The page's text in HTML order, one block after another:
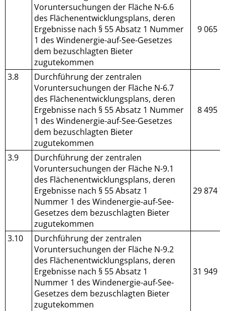
Voruntersuchungen der Fläche N-6.6
des Flächenentwicklungsplans, deren
Ergebnisse nach § 55 Absatz 1 Nummer
1 des Windenergie-auf-See-Gesetzes
dem bezuschlagten Bieter
zugutekommen
9 065
3.8
Durchführung der zentralen
Voruntersuchungen der Fläche N-6.7
des Flächenentwicklungsplans, deren
Ergebnisse nach § 55 Absatz 1 Nummer
1 des Windenergie-auf-See-Gesetzes
dem bezuschlagten Bieter
zugutekommen
8 495
3.9
Durchführung der zentralen
Voruntersuchungen der Fläche N-9.1
des Flächenentwicklungsplans, deren
Ergebnisse nach § 55 Absatz 1
Nummer 1 des Windenergie-auf-See-
Gesetzes dem bezuschlagten Bieter
zugutekommen
29 874
3.10
Durchführung der zentralen
Voruntersuchungen der Fläche N-9.2
des Flächenentwicklungsplans, deren
Ergebnisse nach § 55 Absatz 1
Nummer 1 des Windenergie-auf-See-
Gesetzes dem bezuschlagten Bieter
zugutekommen
31 949